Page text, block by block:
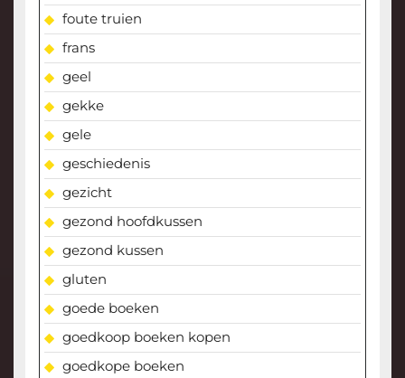
foute truien
frans
geel
gekke
gele
geschiedenis
gezicht
gezond hoofdkussen
gezond kussen
gluten
goede boeken
goedkoop boeken kopen
goedkope boeken